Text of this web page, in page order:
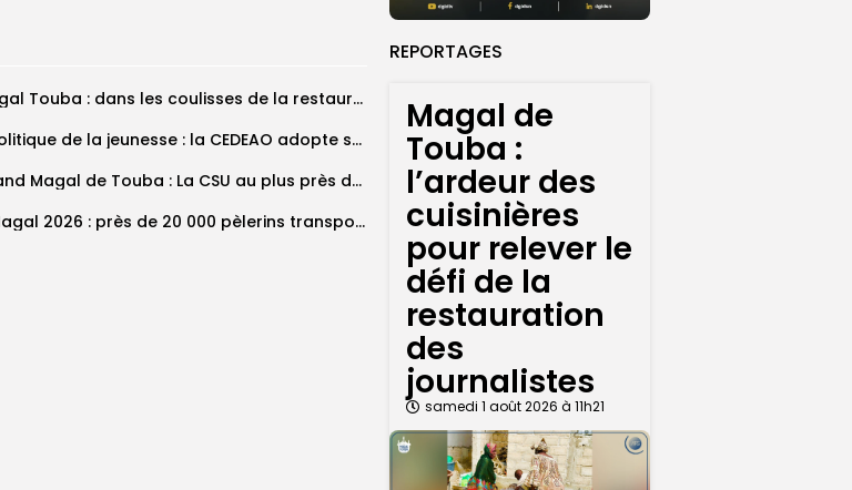
REPORTAGES
Magal de
Touba :
l’ardeur des
cuisinières
pour relever le
défi de la
restauration
des
journalistes
samedi 1 août 2026 à 11h21
Magal Touba : dans les coulisses de la restauration de la presse...
Politique de la jeunesse : la CEDEAO adopte son plan d’actions stratégiques...
Grand Magal de Touba : La CSU au plus près des pèlerins
Magal 2026 : près de 20 000 pèlerins transportés vers Touba en...